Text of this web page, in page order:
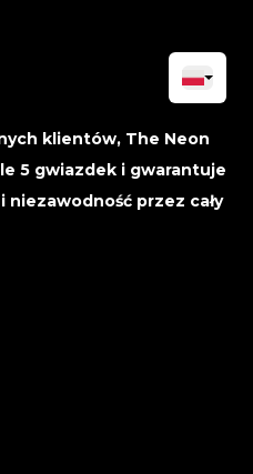
klientów, The Neon
5 gwiazdek i gwarantuje
niezawodność przez cały